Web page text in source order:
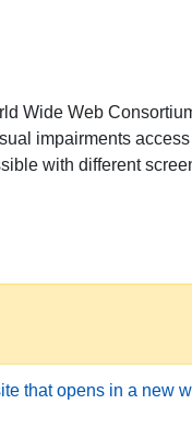
Wide Web
impairments
with different
that opens in a new